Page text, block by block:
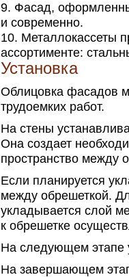
Фасад,
и современно.
Металлокассеты
ассортименте:
Установка
Облицовка фасадов
трудоемких работ.
На стены
Она создает
пространство между
Если планируется
между обрешеткой.
укладывается слой
к обрешетке
На следующем этапе
На завершающем